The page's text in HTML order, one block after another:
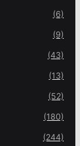
(6)
(9)
(43)
(13)
(52)
(180)
(244)